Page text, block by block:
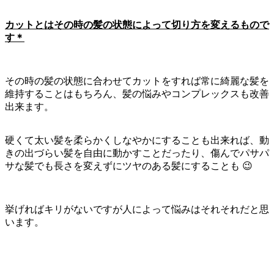
カットとはその時の髪の状態によって切り方を変えるもので
す＊
その時の髪の状態に合わせてカットをすれば常に綺麗な髪を
維持することはもちろん、髪の悩みやコンプレックスも改善
出来ます。
硬くて太い髪を柔らかくしなやかにすることも出来れば、動
きの出づらい髪を自由に動かすことだったり、傷んでパサパ
サな髪でも長さを変えずにツヤのある髪にすることも 😉
挙げればキリがないですが人によって悩みはそれそれだと思
います。